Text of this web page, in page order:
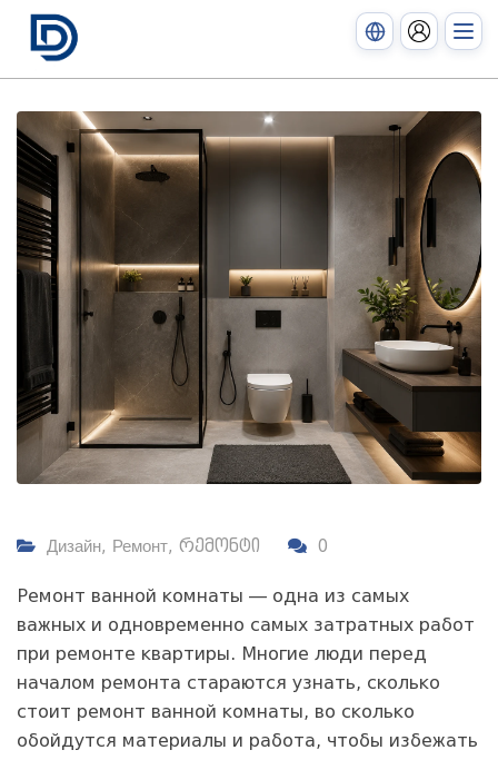
Дизайн, Ремонт, რემონტი 0
Ремонт ванной комнаты — одна из самых
важных и одновременно самых затратных работ
при ремонте квартиры. Многие люди перед
началом ремонта стараются узнать, сколько
стоит ремонт ванной комнаты, во сколько
обойдутся материалы и работа, чтобы избежать